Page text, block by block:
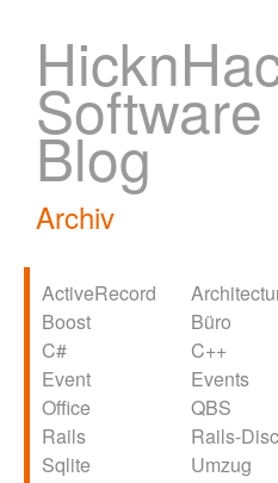
Software
Blog
Archiv
ActiveRecord
Boost
Büro
C#
C++
Event
Events
Office
QBS
Rails
Rails-
Sqlite
Umzug